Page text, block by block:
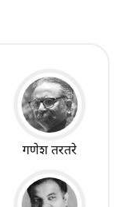
गणेश तरतरे